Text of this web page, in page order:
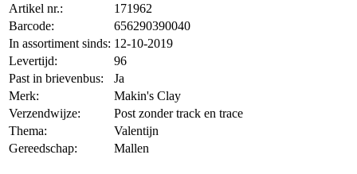
Artikel nr.:
171962
Barcode:
656290390040
In assortiment sinds: 12-10-2019
Levertijd:
96
Past in brievenbus:
Ja
Merk:
Makin's Clay
Verzendwijze:
Post zonder track en trace
Thema:
Valentijn
Gereedschap:
Mallen